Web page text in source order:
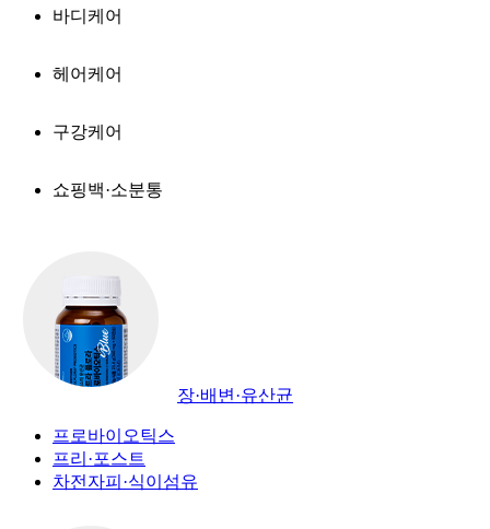
바디케어
헤어케어
구강케어
쇼핑백·소분통
장·배변·유산균
프로바이오틱스
프리·포스트
차전자피·식이섬유